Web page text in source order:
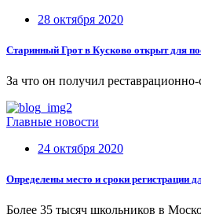
28 октября 2020
Старинный Грот в Кусково открыт для
За что он получил
Главные новости
24 октября 2020
Определены место и сроки регистрации
Более 35 тысяч школьников в